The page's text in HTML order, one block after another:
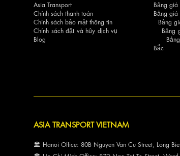
Asia Transport
Chính sách thanh toán
Chính sách bảo mật thông tin
Chính sách đặt và hủy dịch vụ
Blog
Bảng giá
Bảng giá
Bảng
Bảng
Bắc
ASIA TRANSPORT VIETNAM
🏛 Hanoi Office: 80B Nguyen Van Cu Street, Long